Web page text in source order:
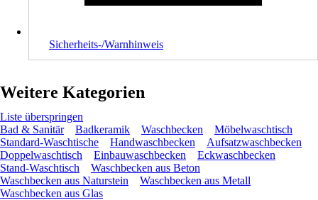
Sicherheits-/Warnhinweis
Weitere Kategorien
Liste überspringen
Bad & Sanitär
Badkeramik Waschbecken
Möbelwaschtisch
Standard-Waschtische
Handwaschbecken
Aufsatzwaschbecken
Doppelwaschtisch
Einbauwaschbecken
Eckwaschbecken
Stand-Waschtisch
Waschbecken aus Beton
Waschbecken aus Naturstein
Waschbecken aus Metall
Waschbecken aus Glas